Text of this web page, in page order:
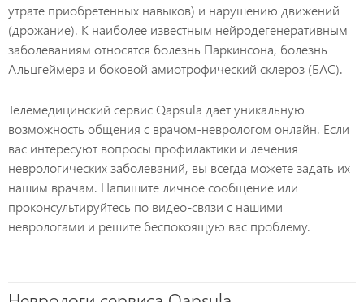
утрате приобретенных навыков) и нарушению движений
(дрожание). К наиболее известным нейродегенеративным
заболеваниям относятся болезнь Паркинсона, болезнь
Альцгеймера и боковой амиотрофический склероз (БАС).
Телемедицинский сервис Qapsula дает уникальную
возможность общения с врачом-неврологом онлайн. Если
вас интересуют вопросы профилактики и лечения
неврологических заболеваний, вы всегда можете задать их
нашим врачам. Напишите личное сообщение или
проконсультируйтесь по видео-связи с нашими
неврологами и решите беспокоящую вас проблему.